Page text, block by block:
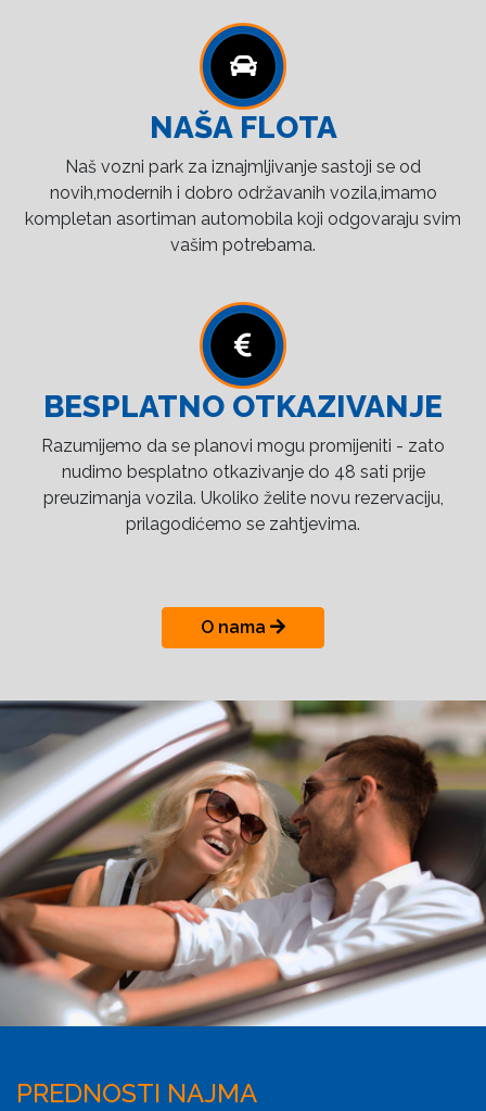
NAŠA FLOTA
Naš vozni park za iznajmljivanje sastoji se od
novih,modernih i dobro održavanih vozila,imamo
kompletan asortiman automobila koji odgovaraju svim
vašim potrebama.
BESPLATNO OTKAZIVANJE
Razumijemo da se planovi mogu promijeniti - zato
nudimo besplatno otkazivanje do 48 sati prije
preuzimanja vozila. Ukoliko želite novu rezervaciju,
prilagodićemo se zahtjevima.
O nama
PREDNOSTI NAJMA